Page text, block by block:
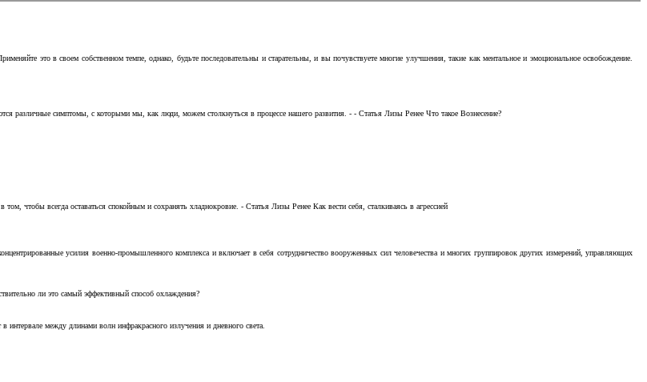
это в своем собственном темпе, однако, будьте последовательны и старательны, и вы почувствуете многие улучшения, такие как ментальное и эмоциональное освобождение.
различные симптомы, с которыми мы, как люди, можем столкнуться в процессе нашего развития. - - Статья Лизы Ренее Что такое Вознесение?
чтобы всегда оставаться спокойным и сохранять хладнокровие. - Статья Лизы Ренее Как вести себя, сталкиваясь в агрессией
усилия военно-промышленного комплекса и включает в себя сотрудничество вооруженных сил человечества и многих группировок других измерений, управляющих
ли это самый эффективный способ охлаждения?
между длинами волн инфракрасного излучения и дневного света.